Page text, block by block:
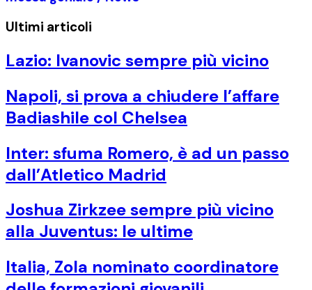
Ultimi articoli
Lazio: Ivanovic sempre più vicino
Napoli, si prova a chiudere l’affare
Badiashile col Chelsea
Inter: sfuma Romero, è ad un passo
dall’Atletico Madrid
Joshua Zirkzee sempre più vicino
alla Juventus: le ultime
Italia, Zola nominato coordinatore